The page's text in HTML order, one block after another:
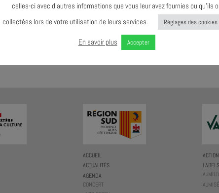
ACCUEIL
ACTUALITÉS
AGENDA
CONCERT
LABELS
celles-ci avec d’autres informations que vous leur avez fournies ou qu’ils
collectées lors de votre utilisation de leurs services.
Réglages des cookies
En savoir plus Accepter